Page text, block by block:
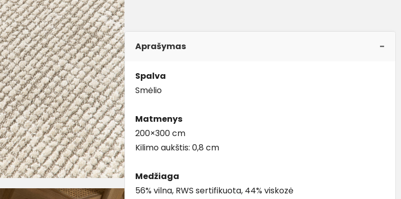
Aprašymas
Spalva
Smėlio
Matmenys
200×300 cm
Kilimo aukštis: 0,8 cm
Medžiaga
56% vilna, RWS sertifikuota, 44% viskozė